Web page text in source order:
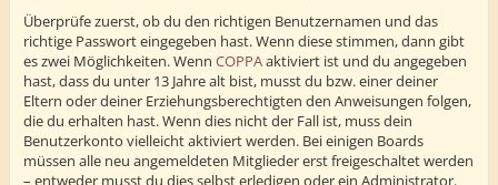
Überprüfe zuerst, ob du den richtigen Benutzernamen und das
richtige Passwort eingegeben hast. Wenn diese stimmen, dann gibt
es zwei Möglichkeiten. Wenn COPPAaktiviert ist und du angegeben
hast, dass du unter 13 Jahre alt bist, musst du bzw. einer deiner
Eltern oder deiner Erziehungsberechtigten den Anweisungen folgen,
die du erhalten hast. Wenn dies nicht der Fall ist, muss dein
Benutzerkonto vielleicht aktiviert werden. Bei einigen Boards
müssen alle neu angemeldeten Mitglieder erst freigeschaltet werden
– entweder musst du dies selbst erledigen oder ein Administrator.